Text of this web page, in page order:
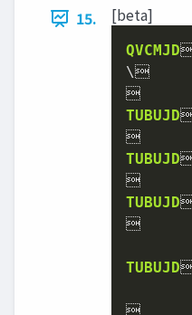
15. [beta]
QVCMJD
\
TUBUJD
TUBUJD
TUBUJD

TUBUJD
